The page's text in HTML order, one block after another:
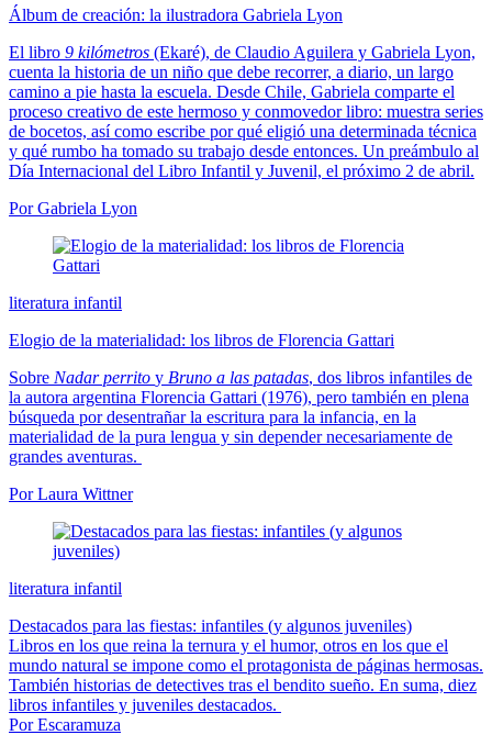
Álbum de creación: la ilustradora Gabriela Lyon
El libro 9 kilómetros (Ekaré), de Claudio Aguilera y Gabriela Lyon,
cuenta la historia de un niño que debe recorrer, a diario, un largo
camino a pie hasta la escuela. Desde Chile, Gabriela comparte el
proceso creativo de este hermoso y conmovedor libro: muestra series
de bocetos, así como escribe por qué eligió una determinada técnica
y qué rumbo ha tomado su trabajo desde entonces. Un preámbulo al
Día Internacional del Libro Infantil y Juvenil, el próximo 2 de abril.
Por Gabriela Lyon
literatura infantil
Elogio de la materialidad: los libros de Florencia Gattari
Sobre Nadar perrito y Bruno a las patadas, dos libros infantiles de
la autora argentina Florencia Gattari (1976), pero también en plena
búsqueda por desentrañar la escritura para la infancia, en la
materialidad de la pura lengua y sin depender necesariamente de
grandes aventuras.
Por Laura Wittner
literatura infantil
Destacados para las fiestas: infantiles (y algunos juveniles)
Libros en los que reina la ternura y el humor, otros en los que el
mundo natural se impone como el protagonista de páginas hermosas.
También historias de detectives tras el bendito sueño. En suma, diez
libros infantiles y juveniles destacados.
Por Escaramuza